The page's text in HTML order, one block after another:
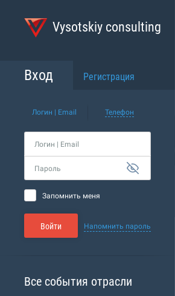
Vysotskiy consulting
Вход Регистрация
Логин | Email Телефон
Логин | Email
Пароль
Запомнить меня
Войти Напомнить пароль
Все события отрасли